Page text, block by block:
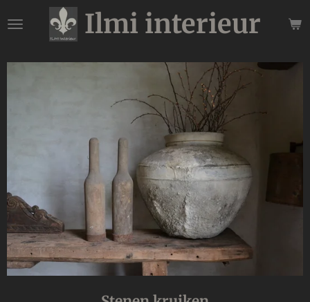
direct
de
Ilmi interieur